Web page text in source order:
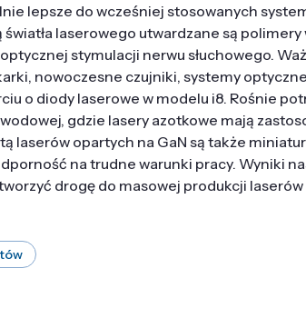
lepsze do wcześniej stosowanych
laserowego utwardzane są
stymulacji nerwu słuchowego.
nowoczesne czujniki, systemy
o diody laserowe w modelu i8. Rośnie
gdzie lasery azotkowe mają
laserów opartych na GaN są także
na trudne warunki pracy. Wyniki
drogę do masowej produkcji laserów